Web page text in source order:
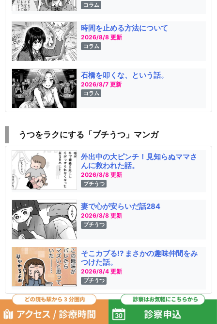
コラム
時間を止める方法について
2026/8/8 更新
コラム
石橋を叩くな、という話。
2026/8/7 更新
コラム
うつをラクにする「プチうつ」マンガ
外出中の大ピンチ！見知らぬママさ
んに救われた話。
2026/8/8 更新
プチうつ
妻で心が安らいだ話284
2026/8/8 更新
プチうつ
そこカブる!? まさかの趣味仲間をみ
つけた話。
2026/8/4 更新
プチうつ
【新着】美容マンガ・コラム